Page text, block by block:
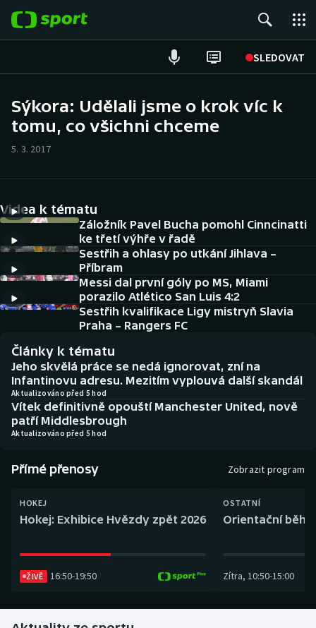
SLEDOVAT
Hokej
Cyklistika
DALŠÍ SPORTY
Americký fotbal
Baseball a softbal
Basketbal
Biatlon
Boby a skeleton
Box
Dostihy
NEPŘEHLÉDNĚTE
Historické návraty
Aplikace ČT sport
AZ kvíz
Sýkora: Udělali jsme o krok víc k
tomu, co všichni chceme
5. 3. 2017
Videa k tématu
Záložník Pavel Bucha pomohl Cinncinatti
ke třetí výhře v řadě
Sestřih a ohlasy po utkání Jihlava –
Příbram
Messi dal první góly po MS, Miami
porazilo Atlético San Luis 4:2
Sestřih kvalifikace Ligy mistryň Slavia
Praha – Rangers FC
Články k tématu
Jeho skvělá práce se nedá ignorovat, zní na
Infantinovu adresu. Mezitím vyplouvá další skandál
Aktualizováno před 5 hod
Vítek definitivně opouští Manchester United, nově
patří Middlesbrough
Aktualizováno před 5 hod
Přímé přenosy Zobrazit program
HOKEJ
Hokej: Exhibice Hvězdy zpět 2026
ŽIVĚ 16:50-19:50
OSTATNÍ
Orientační běh:
Zítra, 10:50-15:00